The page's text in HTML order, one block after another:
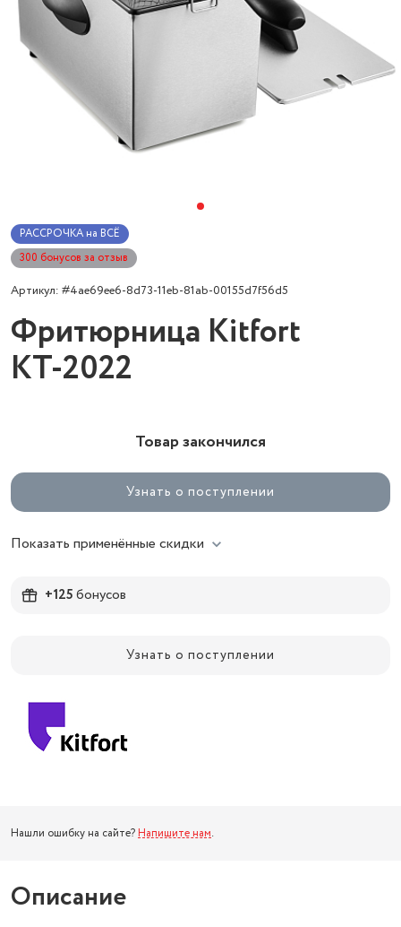
РАССРОЧКА на ВСЁ
300 бонусов за отзыв
Артикул: #4ae69ee6-8d73-11eb-81ab-00155d7f56d5
Фритюрница Kitfort
КТ-2022
Товар закончился
Узнать о поступлении
Показать применённые скидки
+125бонусов
Узнать о поступлении
Нашли ошибку на сайте? Напишите нам.
Описание